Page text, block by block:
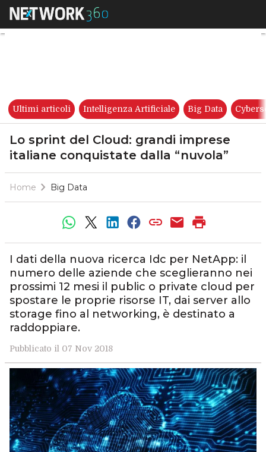
Lo sprint del Cloud: grandi
Ultimi articoli Intelligenza Artificiale Big Data
Lo sprint del Cloud: grandi imprese
italiane conquistate dalla “nuvola”
Home Big Data
I dati della nuova ricerca Idc per NetApp: il
numero delle aziende che sceglieranno nei
prossimi 12 mesi il public o private cloud per
spostare le proprie risorse IT, dai server allo
storage fino al networking, è destinato a
raddoppiare.
Pubblicato il 07 Nov 2018